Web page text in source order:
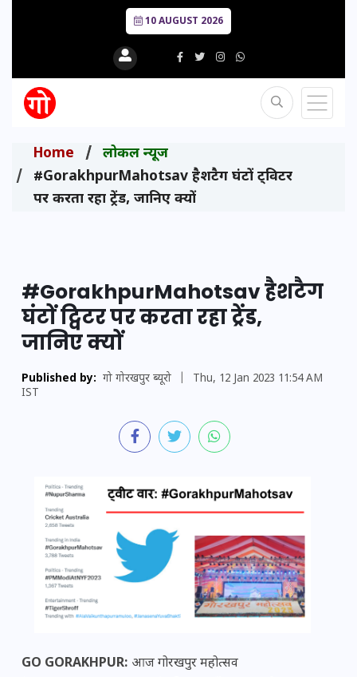
10 AUGUST 2026
Home
लोकल न्यूज
#GorakhpurMahotsav हैशटैग घंटों ट्विटर
पर करता रहा ट्रेंड, जानिए क्यों
#GorakhpurMahotsav हैशटैग
घंटों ट्विटर पर करता रहा ट्रेंड,
जानिए क्यों
Published by: गो गोरखपुर ब्यूरो
Thu, 12 Jan 2023 11:54 AM
IST
GO GORAKHPUR: आज गोरखपुर महोत्सव